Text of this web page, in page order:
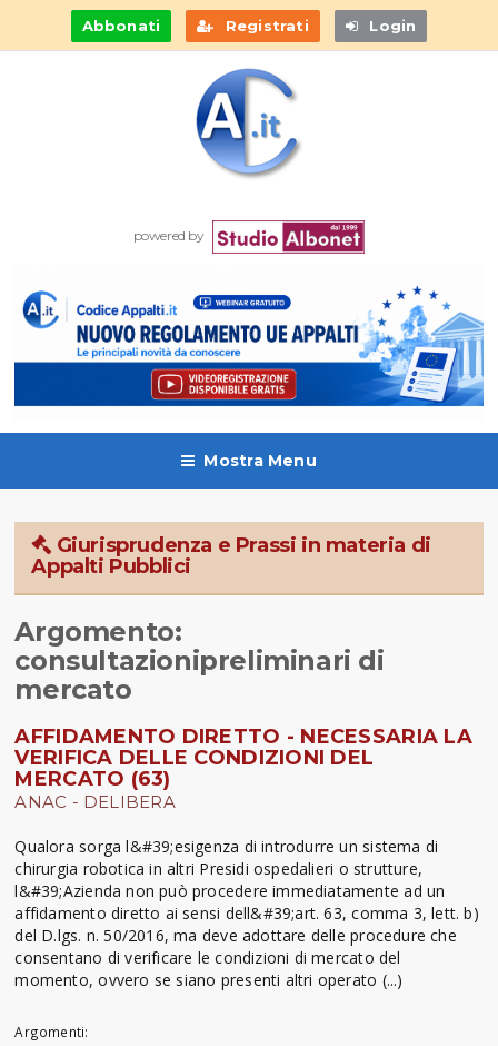
Abbonati Registrati Login
powered by
Mostra Menu
Giurisprudenza e Prassi in materia di
Appalti Pubblici
Argomento:
consultazionipreliminari di
mercato
AFFIDAMENTO DIRETTO - NECESSARIA LA
VERIFICA DELLE CONDIZIONI DEL
MERCATO (63)
ANAC - DELIBERA
Qualora sorga l&#39;esigenza di introdurre un sistema di
chirurgia robotica in altri Presidi ospedalieri o strutture,
l&#39;Azienda non può procedere immediatamente ad un
affidamento diretto ai sensi dell&#39;art. 63, comma 3, lett. b)
del D.lgs. n. 50/2016, ma deve adottare delle procedure che
consentano di verificare le condizioni di mercato del
momento, ovvero se siano presenti altri operato (...)
Argomenti: